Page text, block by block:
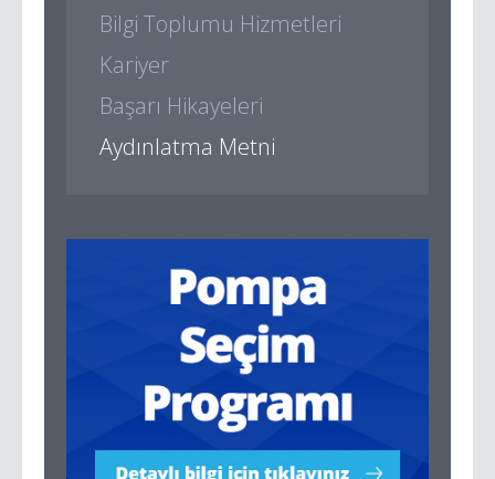
Bilgi Toplumu Hizmetleri
Kariyer
Başarı Hikayeleri
Aydınlatma Metni